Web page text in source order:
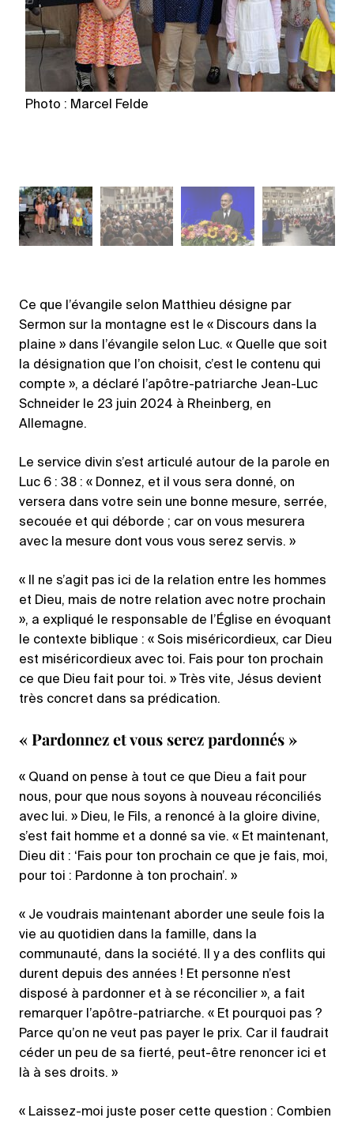
Photo : Marcel Felde
Ce que l’évangile selon Matthieu désigne par
Sermon sur la montagne est le « Discours dans la
plaine » dans l’évangile selon Luc. « Quelle que soit
la désignation que l’on choisit, c’est le contenu qui
compte », a déclaré l’apôtre-patriarche Jean-Luc
Schneider le 23 juin 2024 à Rheinberg, en
Allemagne.
Le service divin s’est articulé autour de la parole en
Luc 6 : 38 : « Donnez, et il vous sera donné, on
versera dans votre sein une bonne mesure, serrée,
secouée et qui déborde ; car on vous mesurera
avec la mesure dont vous vous serez servis. »
« Il ne s’agit pas ici de la relation entre les hommes
et Dieu, mais de notre relation avec notre prochain
», a expliqué le responsable de l’Église en évoquant
le contexte biblique : « Sois miséricordieux, car Dieu
est miséricordieux avec toi. Fais pour ton prochain
ce que Dieu fait pour toi. » Très vite, Jésus devient
très concret dans sa prédication.
« Pardonnez et vous serez pardonnés »
« Quand on pense à tout ce que Dieu a fait pour
nous, pour que nous soyons à nouveau réconciliés
avec lui. » Dieu, le Fils, a renoncé à la gloire divine,
s’est fait homme et a donné sa vie. « Et maintenant,
Dieu dit : ‘Fais pour ton prochain ce que je fais, moi,
pour toi : Pardonne à ton prochain’. »
« Je voudrais maintenant aborder une seule fois la
vie au quotidien dans la famille, dans la
communauté, dans la société. Il y a des conflits qui
durent depuis des années ! Et personne n’est
disposé à pardonner et à se réconcilier », a fait
remarquer l’apôtre-patriarche. « Et pourquoi pas ?
Parce qu’on ne veut pas payer le prix. Car il faudrait
céder un peu de sa fierté, peut-être renoncer ici et
là à ses droits. »
« Laissez-moi juste poser cette question : Combien